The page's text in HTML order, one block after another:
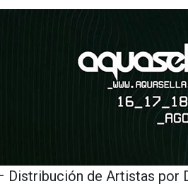
Distribución de Artistas por